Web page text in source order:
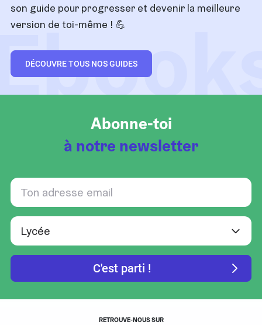
son guide pour progresser et devenir la meilleure
version de toi-même ! 💪
DÉCOUVRE TOUS NOS GUIDES
Abonne-toi
à notre newsletter
RETROUVE-NOUS SUR